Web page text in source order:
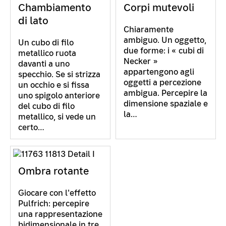
l’effetto desiderato. Se è il tuo caso: ci
dispiace, ti siamo vicini!
rispetto a un punto di riferimento in
lontananza (per esempio una foto su una
parete lontana). Spostate la testa a destra
e vedrete che il dito sembra muoversi a
sinistra rispetto all’oggetto in lontananza;
poi spostate la testa a sinistra e il dito
sembrerà muoversi verso destra. Rispetto
all’oggetto in lontananza, il dito (che è
l’oggetto più vicino) si sposta nella
direzione opposta alla direzione nella
quale si muove la vostra testa.
Quando vedete il cubo «ruotare» e
spostate la testa da un lato, il vostro
vicine si spostino nella direzione opposta.
Le parti del cubo che il cervello percepisce
come più vicine sono in realtà quelle più
Chambiamento
di lato
Un cubo di filo
metallico ruota
davanti a uno
specchio. Se si strizza
un occhio e si fissa
uno spigolo anteriore
del cubo di filo
metallico, si vede un
certo…
Corpi mutevoli
Chiaramente
ambiguo. Un oggetto,
due forme: i « cubi di
Necker »
appartengono agli
oggetti a percezione
ambigua. Percepire la
dimensione spaziale e
la…
Ombra rotante
Giocare con l'effetto
Pulfrich: percepire
una rappresentazione